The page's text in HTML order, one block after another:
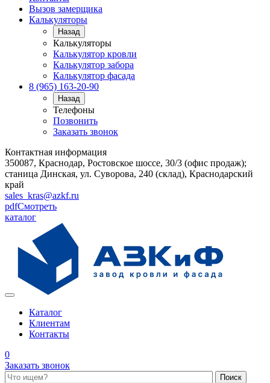
Вызов замерщика
Калькуляторы
Назад
Калькуляторы
Калькулятор кровли
Калькулятор забора
Калькулятор фасада
8 (965) 163-20-90
Назад
Телефоны
Позвонить
Заказать звонок
Контактная информация
350087, Краснодар, Ростовское шоссе, 30/3 (офис продаж);
станица Динская, ул. Суворова, 240 (склад), Краснодарский
край
sales_kras@azkf.ru
pdfСмотреть
каталог
Каталог
Клиентам
Контакты
0
Заказать звонок
Поиск по каталогу